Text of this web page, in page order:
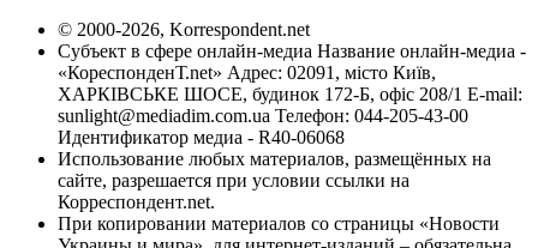
© 2000-2026, Korrespondent.net
Субъект в сфере онлайн-медиа Название онлайн-медиа -
«КореспонденТ.net» Адрес: 02091, місто Київ,
ХАРКІВСЬКЕ ШОСЕ, будинок 172-Б, офіс 208/1 E-mail:
sunlight@mediadim.com.ua Телефон: 044-205-43-00
Идентификатор медиа - R40-06068
Использование любых материалов, размещённых на
сайте, разрешается при условии ссылки на
Корреспондент.net.
При копировании материалов со страницы «Новости